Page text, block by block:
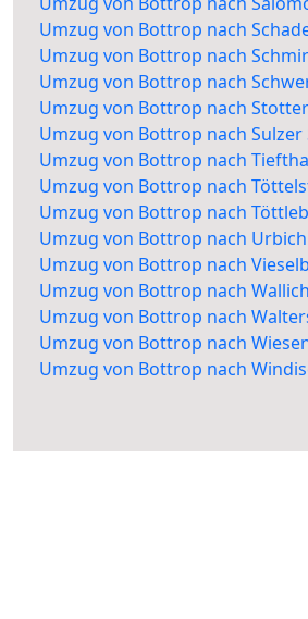
Umzug von Bottrop nach
Umzug von Bottrop nach
Umzug von Bottrop nach
Umzug von Bottrop nach
Umzug von Bottrop nach Sulzer
Umzug von Bottrop nach
Umzug von Bottrop nach
Umzug von Bottrop nach
Umzug von Bottrop nach Urbich
Umzug von Bottrop nach
Umzug von Bottrop nach
Umzug von Bottrop nach
Umzug von Bottrop nach
Umzug von Bottrop nach